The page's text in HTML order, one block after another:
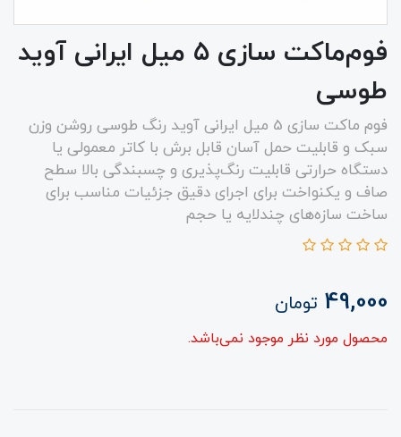
فوم‌ماکت سازی ۵ میل ایرانی آوید
طوسی
فوم ماکت سازی 5 میل ایرانی آوید رنگ طوسی روشن وزن
سبک و قابلیت حمل آسان قابل برش با کاتر معمولی یا
دستگاه حرارتی قابلیت رنگ‌پذیری و چسبندگی بالا سطح
صاف و یکنواخت برای اجرای دقیق جزئیات مناسب برای
ساخت سازه‌های چندلایه یا حجم
49,000 تومان
محصول مورد نظر موجود نمی‌باشد.